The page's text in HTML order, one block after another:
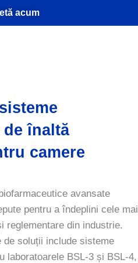
acum
înaltă
camere
avansate
pentru a îndeplini cele mai
reglementare din industrie.
de soluții include sisteme
laboratoarele BSL-3 și BSL-4,